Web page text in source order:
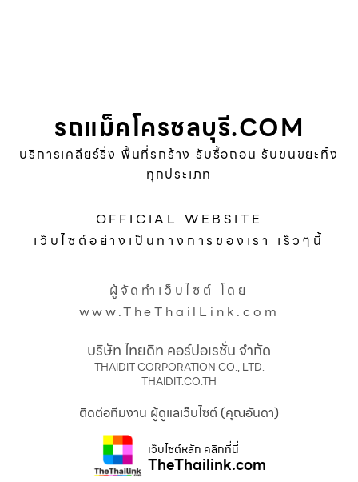
รถแม็คโครชลบุรี.COM
บริการเคลียร์ริ่ง พื้นที่รกร้าง รับรื้อถอน รับขนขยะทิ้ง
ทุกประเภท
OFFICIAL WEBSITE
เว็บไซต์อย่างเป็นทางการของเรา เร็วๆนี้
ผู้จัดทำเว็บไซต์ โดย
www.TheThailLink.com
บริษัท ไทยดิท คอร์ปอเรชั่น จำกัด
THAIDIT CORPORATION CO., LTD.
THAIDIT.CO.TH
ติดต่อทีมงาน ผู้ดูแลเว็บไซต์ (คุณอันดา)
เว็บไซต์หลัก คลิกที่นี่
TheThailink.com